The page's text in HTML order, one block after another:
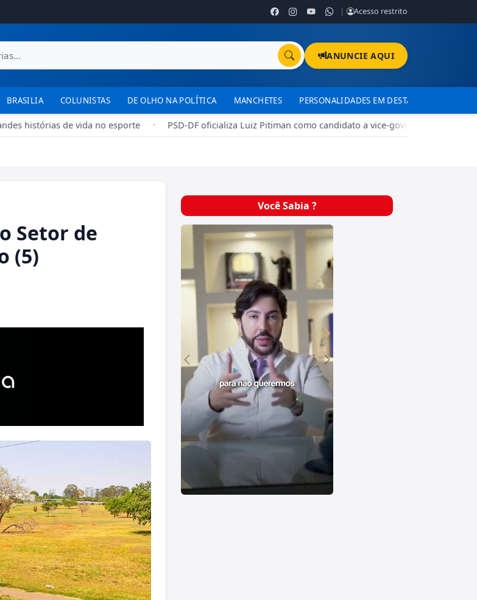
| Acesso restrito
ANUNCIE AQUI
BRASILIA COLUNISTAS DE OLHO NA POLÍTICA MANCHETES PERSONALIDADES EM DESTAQUE
histórias de vida no esporte • PSD-DF oficializa Luiz Pitiman como candidato a vice-governador na chapa
Setor de
(5)
Você Sabia ?